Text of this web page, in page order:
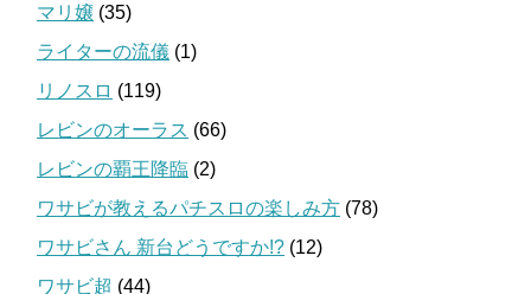
マリ嬢 (35)
ライターの流儀 (1)
リノスロ (119)
レビンのオーラス (66)
レビンの覇王降臨 (2)
ワサビが教えるパチスロの楽しみ方 (78)
ワサビさん 新台どうですか!? (12)
ワサビ超 (44)